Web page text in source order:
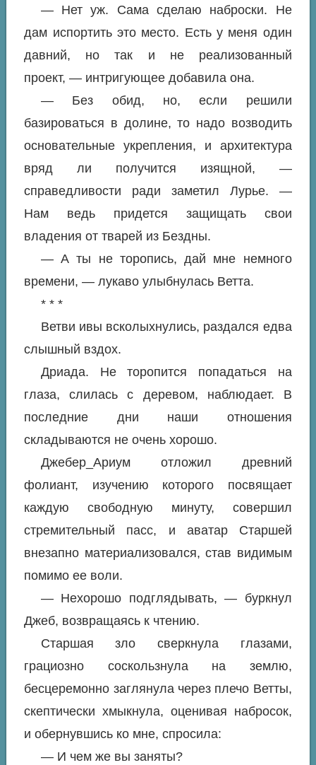
— Нет уж. Сама сделаю наброски. Не
дам испортить это место. Есть у меня один
давний, но так и не реализованный
проект, — интригующее добавила она.
— Без обид, но, если решили
базироваться в долине, то надо возводить
основательные укрепления, и архитектура
вряд ли получится изящной, —
справедливости ради заметил Лурье. —
Нам ведь придется защищать свои
владения от тварей из Бездны.
— А ты не торопись, дай мне немного
времени, — лукаво улыбнулась Ветта.
* * *
Ветви ивы всколыхнулись, раздался едва
слышный вздох.
Дриада. Не торопится попадаться на
глаза, слилась с деревом, наблюдает. В
последние дни наши отношения
складываются не очень хорошо.
Джебер_Ариум отложил древний
фолиант, изучению которого посвящает
каждую свободную минуту, совершил
стремительный пасс, и аватар Старшей
внезапно материализовался, став видимым
помимо ее воли.
— Нехорошо подглядывать, — буркнул
Джеб, возвращаясь к чтению.
Старшая зло сверкнула глазами,
грациозно соскользнула на землю,
бесцеремонно заглянула через плечо Ветты,
скептически хмыкнула, оценивая набросок,
и обернувшись ко мне, спросила:
— И чем же вы заняты?